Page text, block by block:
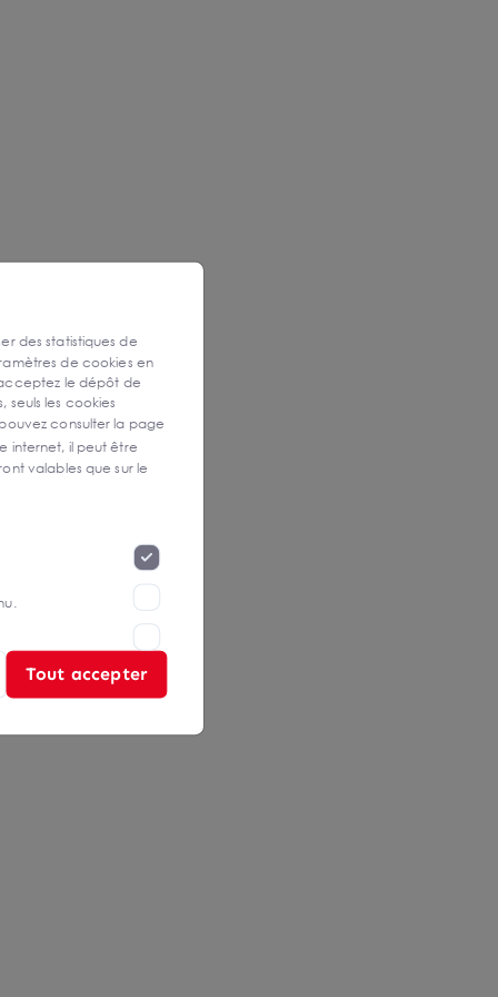
des statistiques de
de cookies en
le dépôt de
seuls les cookies
consulter la page
internet, il peut être
valables que sur le
Tout accepter